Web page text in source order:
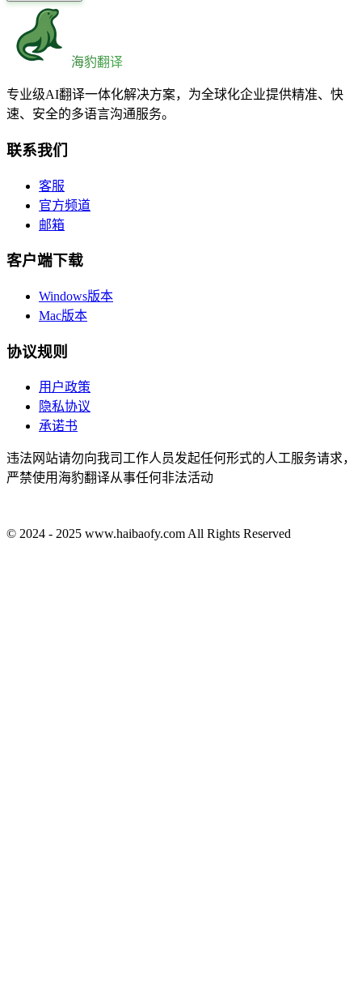
海豹翻译
专业级AI翻译一体化解决方案，为全球化企业提供精准、快
速、安全的多语言沟通服务。
联系我们
客服
官方频道
邮箱
客户端下载
Windows版本
Mac版本
协议规则
用户政策
隐私协议
承诺书
违法网站请勿向我司工作人员发起任何形式的人工服务请求，
严禁使用海豹翻译从事任何非法活动
© 2024 - 2025 www.haibaofy.com All Rights Reserved